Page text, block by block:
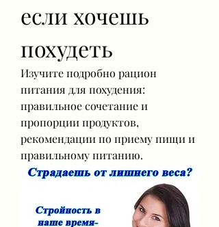
если хочешь
похудеть
Изучите подробно рацион
питания для похудения:
правильное сочетание и
пропорции продуктов,
рекомендации по приему пищи и
правильному питанию.